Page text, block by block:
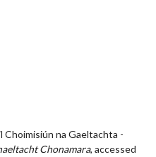
Choimisiún na Gaeltachta -
Chonamara, accessed